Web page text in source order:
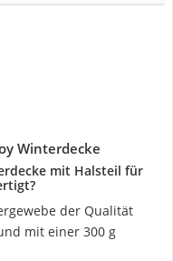
Winterdecke
mit Halsteil für
der Qualität
mit einer 300 g